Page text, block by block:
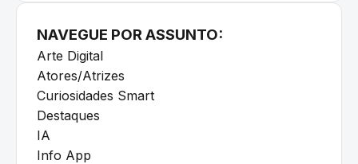
NAVEGUE POR ASSUNTO:
Arte Digital
Atores/Atrizes
Curiosidades Smart
Destaques
IA
Info App